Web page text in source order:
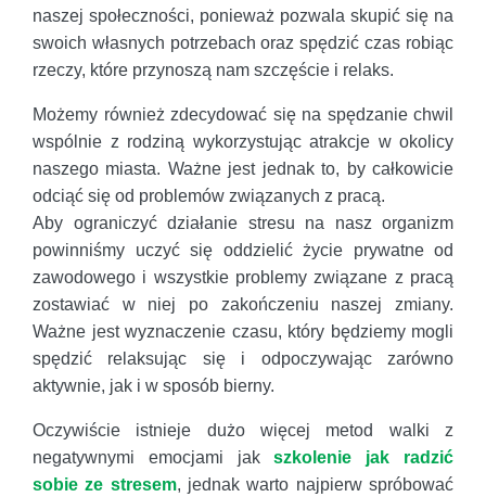
naszej społeczności, ponieważ pozwala skupić się na
swoich własnych potrzebach oraz spędzić czas robiąc
rzeczy, które przynoszą nam szczęście i relaks.
Możemy również zdecydować się na spędzanie chwil
wspólnie z rodziną wykorzystując atrakcje w okolicy
naszego miasta. Ważne jest jednak to, by całkowicie
odciąć się od problemów związanych z pracą.
Aby ograniczyć działanie stresu na nasz organizm
powinniśmy uczyć się oddzielić życie prywatne od
zawodowego i wszystkie problemy związane z pracą
zostawiać w niej po zakończeniu naszej zmiany.
Ważne jest wyznaczenie czasu, który będziemy mogli
spędzić relaksując się i odpoczywając zarówno
aktywnie, jak i w sposób bierny.
Oczywiście istnieje dużo więcej metod walki z
negatywnymi emocjami jakszkolenie jak radzić
sobie ze stresem, jednak warto najpierw spróbować